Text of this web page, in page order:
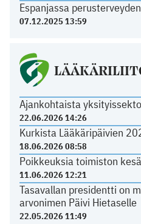
Espanjassa
07.12.2025 13:59
Ajankohtaista
22.06.2026 14:26
Kurkista Lääkäripäivien
18.06.2026 08:58
Poikkeuksia toimiston
11.06.2026 12:21
Tasavallan presidentti on
arvonimen Päivi Hietaselle
22.05.2026 11:49